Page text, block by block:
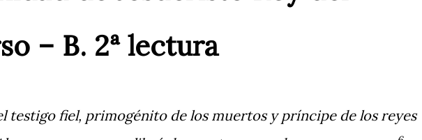
– B. 2ª lectura
testigo fiel, primogénito de los muertos y príncipe de los reyes